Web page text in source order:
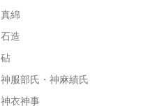
真綿
石造
砧
神服部氏・神麻績氏
神衣神事